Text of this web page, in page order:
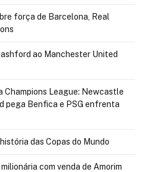
força de Barcelona, Real
ao Manchester United
League: Newcastle
pega Benfica e PSG enfrenta
das Copas do Mundo
com venda de Amorim